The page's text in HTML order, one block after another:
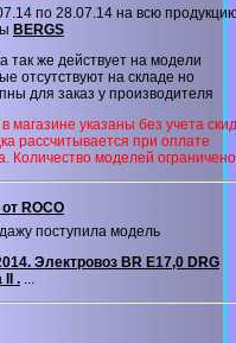
по 28.07.14 на всю
BERGS
так же действует на модели
отсутствуют на складе но
для заказ у производителя
магазине указаны без учета
рассчитывается при оплате
Количество моделей ограничено
ROCO
поступила модель
Электровоз BR E17,0 DRG
II . ...